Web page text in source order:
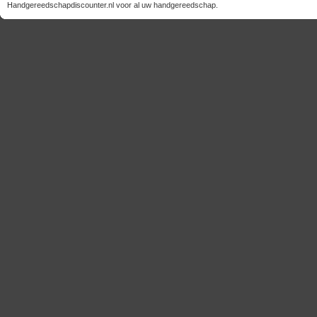
Handgereedschapdiscounter.nl voor al uw handgereedschap.